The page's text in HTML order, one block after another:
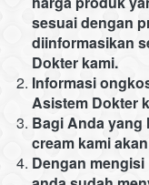
sesuai dengan
diinformasikan
Dokter kami.
Informasi
Asistem Dokter
Bagi Anda yang
cream kami
Dengan